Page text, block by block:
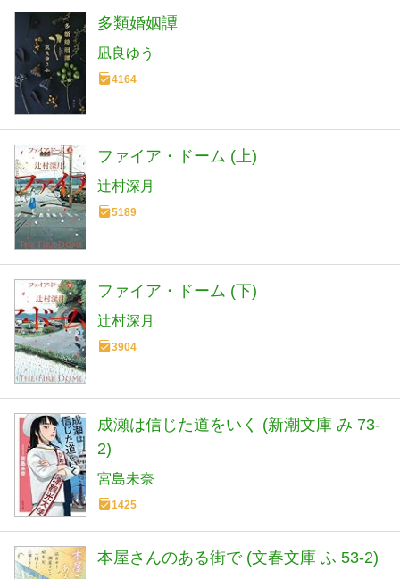
多類婚姻譚
凪良ゆう
4164
ファイア・ドーム (上)
辻村深月
5189
ファイア・ドーム (下)
辻村深月
3904
成瀬は信じた道をいく (新潮文庫 み 73-
2)
宮島未奈
1425
本屋さんのある街で (文春文庫 ふ 53-2)